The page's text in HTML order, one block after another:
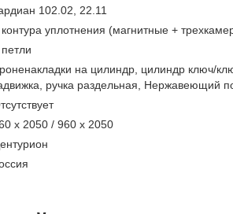
102.02, 22.11
уплотнения (магнитные +
на цилиндр, цилиндр ключ/
ручка раздельная, Нержавеющий
х 2050 / 960 х 2050